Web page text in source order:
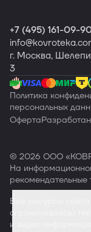
+7 (495) 161-09-
info
г. Москва,
3
Политика
персональных
Оферта
© 2026 ООО
На
рекомендательные
Все ресурсы сайта
ограничиваясь)
и видео